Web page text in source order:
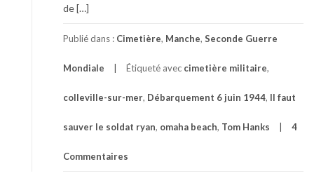
de […]
Publié dans : Cimetière, Manche, Seconde Guerre
Mondiale Étiqueté avec cimetière militaire,
colleville-sur-mer, Débarquement 6 juin 1944, Il faut
sauver le soldat ryan, omaha beach, Tom Hanks 4
Commentaires